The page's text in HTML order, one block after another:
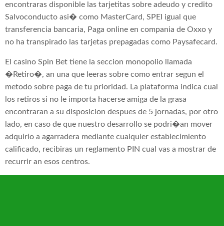
encontraras disponible las tarjetitas sobre adeudo y credito
Salvoconducto asi� como MasterCard, SPEI igual que
transferencia bancaria, Paga online en compania de Oxxo y
no ha transpirado las tarjetas prepagadas como Paysafecard.
El casino Spin Bet tiene la seccion monopolio llamada
�Retiro�, an una que leeras sobre como entrar segun el
metodo sobre paga de tu prioridad. La plataforma indica cual
los retiros si no le importa hacerse amiga de la grasa
encontraran a su disposicion despues de 5 jornadas, por otro
lado, en caso de que nuestro desarrollo se podri�an mover
adquirio a agarradera mediante cualquier establecimiento
calificado, recibiras un reglamento PIN cual vas a mostrar de
recurrir an esos centros.